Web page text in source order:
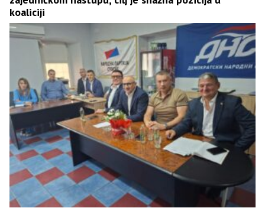
koaliciji